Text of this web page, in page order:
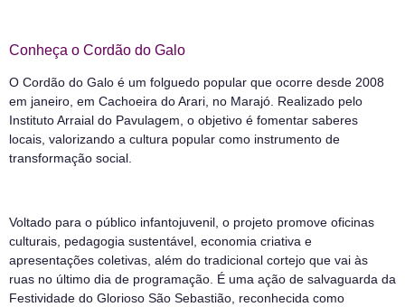
Conheça o Cordão do Galo
O Cordão do Galo é um folguedo popular que ocorre desde 2008
em janeiro, em Cachoeira do Arari, no Marajó. Realizado pelo
Instituto Arraial do Pavulagem, o objetivo é fomentar saberes
locais, valorizando a cultura popular como instrumento de
transformação social.
Voltado para o público infantojuvenil, o projeto promove oficinas
culturais, pedagogia sustentável, economia criativa e
apresentações coletivas, além do tradicional cortejo que vai às
ruas no último dia de programação. É uma ação de salvaguarda da
Festividade do Glorioso São Sebastião, reconhecida como